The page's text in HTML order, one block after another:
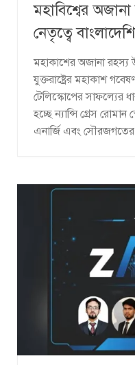
মহাবিশ্বের
নেতৃত্বে
মহাকাশের অজানা রহস্য
যুক্তরাষ্ট্রের মহাকাশ
টেলিস্কোপের সাফল্যের
হচ্ছে ন্যান্সি গ্রেস রোমান
এনার্জি এবং